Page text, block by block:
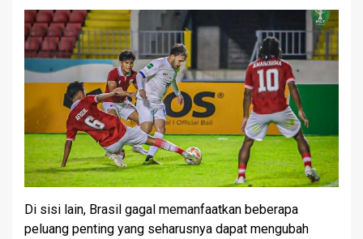
Di sisi lain, Brasil gagal memanfaatkan beberapa
peluang penting yang seharusnya dapat mengubah